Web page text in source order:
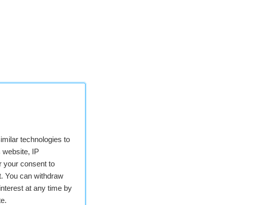
technologies to
website, IP
your consent to
You can withdraw
at any time by